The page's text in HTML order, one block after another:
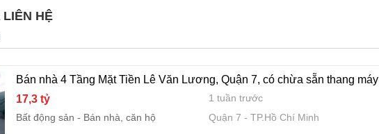
HỆ
Bán nhà 4 Tầng Mặt Tiền Lê Văn Lương, Quận 7, có chừa sẵn thang máy
17,3 tỷ
1 tuần trước
Bất động sản
Bán nhà, căn hộ Quận 7 TP.Hồ Chí Minh